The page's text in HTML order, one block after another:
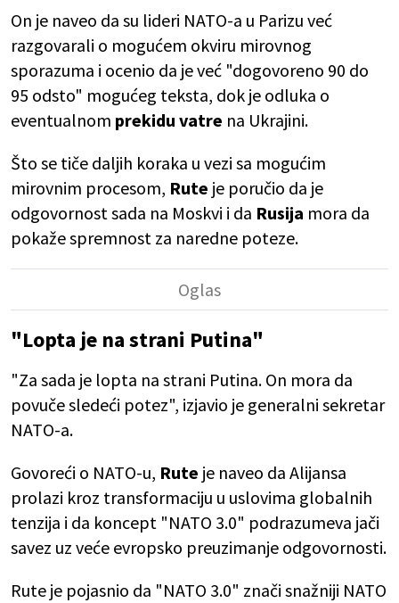
On je naveo da su lideri NATO-a u Parizu već
razgovarali o mogućem okviru mirovnog
sporazuma i ocenio da je već "dogovoreno 90 do
95 odsto" mogućeg teksta, dok je odluka o
eventualnom prekidu vatre na Ukrajini.
Što se tiče daljih koraka u vezi sa mogućim
mirovnim procesom, Rute je poručio da je
odgovornost sada na Moskvi i da Rusija mora da
pokaže spremnost za naredne poteze.
"Lopta je na strani Putina"
"Za sada je lopta na strani Putina. On mora da
povuče sledeći potez", izjavio je generalni sekretar
NATO-a.
Govoreći o NATO-u, Rute je naveo da Alijansa
prolazi kroz transformaciju u uslovima globalnih
tenzija i da koncept "NATO 3.0" podrazumeva jači
savez uz veće evropsko preuzimanje odgovornosti.
Rute je pojasnio da "NATO 3.0" znači snažniji NATO